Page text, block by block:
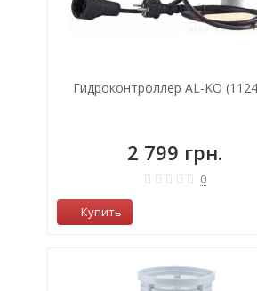
Гидроконтроллер AL-KO
2 799 грн.
0
Купить